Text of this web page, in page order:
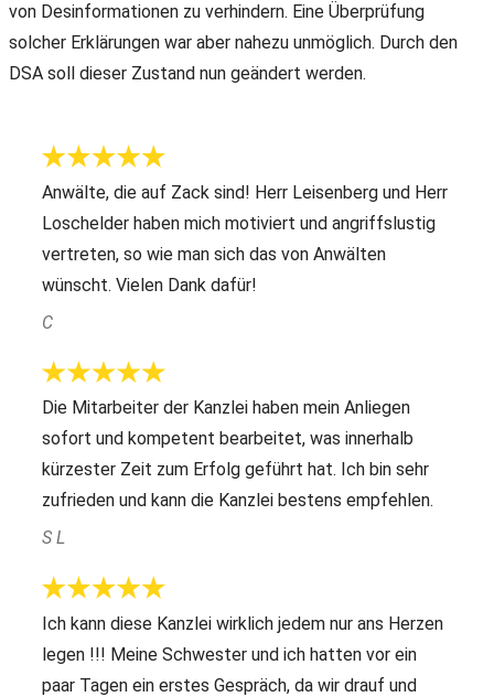
von Desinformationen zu verhindern. Eine Überprüfung
solcher Erklärungen war aber nahezu unmöglich. Durch den
DSA soll dieser Zustand nun geändert werden.
Anwälte, die auf Zack sind! Herr Leisenberg und Herr
Loschelder haben mich motiviert und angriffslustig
vertreten, so wie man sich das von Anwälten
wünscht. Vielen Dank dafür!
C
Die Mitarbeiter der Kanzlei haben mein Anliegen
sofort und kompetent bearbeitet, was innerhalb
kürzester Zeit zum Erfolg geführt hat. Ich bin sehr
zufrieden und kann die Kanzlei bestens empfehlen.
S L
Ich kann diese Kanzlei wirklich jedem nur ans Herzen
legen !!! Meine Schwester und ich hatten vor ein
paar Tagen ein erstes Gespräch, da wir drauf und